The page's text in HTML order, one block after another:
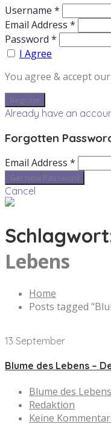
Username *
Email Address *
Password *
I Agree
You agree & accept
Already have an
Forgotten
Email Address *
Cancel
Lebens
Home
Posts tagged
13 September
Blume des Lebens –
Blume des Lebens
Redaktion
Keine